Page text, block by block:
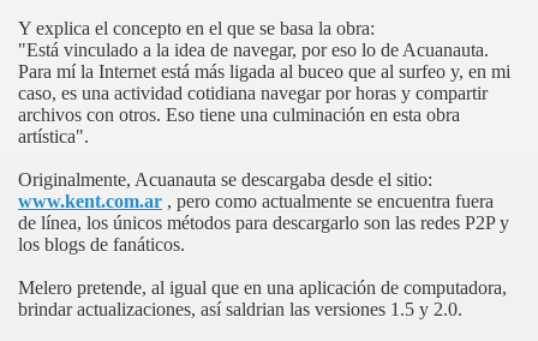
Y explica el concepto en el que se basa la obra:
"Está vinculado a la idea de navegar, por eso lo de Acuanauta.
Para mí la Internet está más ligada al buceo que al surfeo y, en mi
caso, es una actividad cotidiana navegar por horas y compartir
archivos con otros. Eso tiene una culminación en esta obra
artística".
Originalmente, Acuanauta se descargaba desde el sitio:
www.kent.com.ar , pero como actualmente se encuentra fuera
de línea, los únicos métodos para descargarlo son las redes P2P y
los blogs de fanáticos.
Melero pretende, al igual que en una aplicación de computadora,
brindar actualizaciones, así saldrian las versiones 1.5 y 2.0.
Gustavo Cerati
con Fantasias Animadas